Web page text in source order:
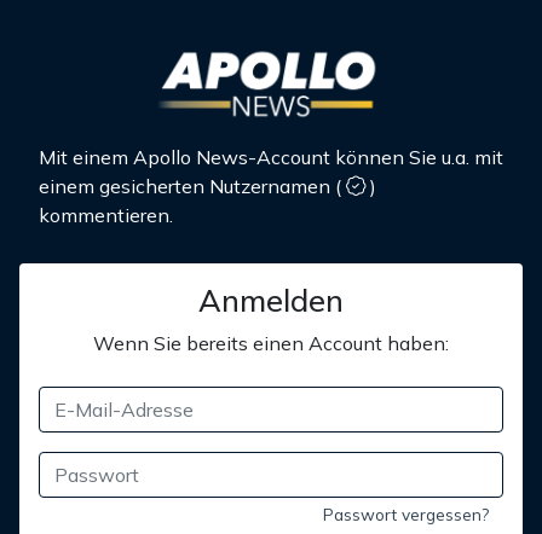
Mit einem Apollo News-Account können Sie u.a. mit
einem gesicherten Nutzernamen (
)
kommentieren.
Anmelden
Wenn Sie bereits einen Account haben:
Passwort vergessen?